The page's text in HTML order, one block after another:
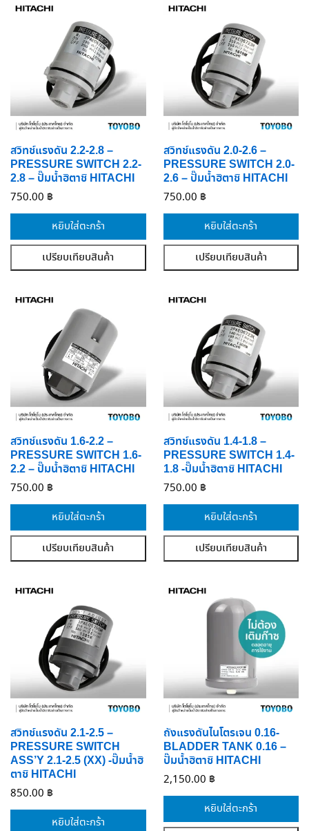
สวิทช์แรงดัน 2.2-2.8 –
PRESSURE SWITCH 2.2-
2.8 – ปั๊มน้ำฮิตาชิ HITACHI
750.00 ฿
หยิบใส่ตะกร้า
เปรียบเทียบสินค้า
สวิทช์แรงดัน 2.0-2.6 –
PRESSURE SWITCH 2.0-
2.6 – ปั๊มน้ำฮิตาชิ HITACHI
750.00 ฿
หยิบใส่ตะกร้า
เปรียบเทียบสินค้า
สวิทช์แรงดัน 1.6-2.2 –
PRESSURE SWITCH 1.6-
2.2 – ปั๊มน้ำฮิตาชิ HITACHI
750.00 ฿
หยิบใส่ตะกร้า
เปรียบเทียบสินค้า
สวิทช์แรงดัน 1.4-1.8 –
PRESSURE SWITCH 1.4-
1.8 -ปั๊มน้ำฮิตาชิ HITACHI
750.00 ฿
หยิบใส่ตะกร้า
เปรียบเทียบสินค้า
สวิทช์แรงดัน 2.1-2.5 –
PRESSURE SWITCH
ASS’Y 2.1-2.5 (XX) -ปั๊มน้ำฮิ
ตาชิ HITACHI
850.00 ฿
หยิบใส่ตะกร้า
ถังแรงดันไนโตรเจน 0.16-
BLADDER TANK 0.16 –
ปั๊มน้ำฮิตาชิ HITACHI
2,150.00 ฿
หยิบใส่ตะกร้า